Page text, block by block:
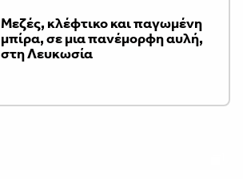
Μεζές, κλέφτικο και παγωμένη
μπίρα, σε μια πανέμορφη αυλή,
στη Λευκωσία